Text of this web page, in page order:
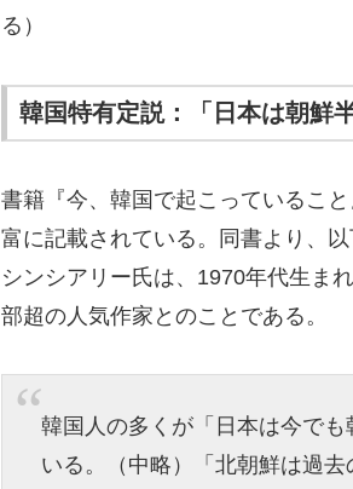
る）
韓国特有定説：「日本は朝鮮
書籍『今、韓国で起こっているこ
富に記載されている。同書より、
シンシアリー氏は、1970年代生ま
部超の人気作家とのことである。
韓国人の多くが「日本は今で
いる。（中略）「北朝鮮は過